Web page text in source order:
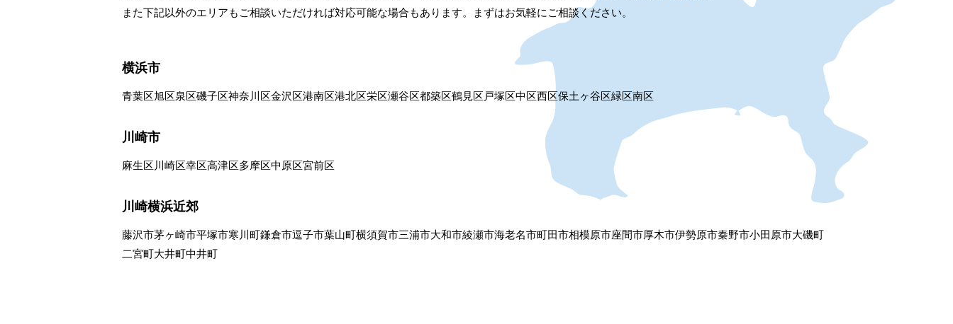
また下記以外のエリアもご相談いただければ対応可能な場合もあります。まずはお気軽にご相談ください。
横浜市
青葉区旭区泉区磯子区神奈川区金沢区港南区港北区栄区瀬谷区都築区鶴見区 戸塚区中区西区保土ヶ谷区緑区南区
川崎市
麻生区 川崎区幸区高津区多摩区中原区宮前区
川崎横浜近郊
藤沢市茅ヶ崎市平塚市寒川町鎌倉市逗子市葉山町横須賀市三浦市大和市綾瀬市海老名市町田市相模原市座間市厚木市伊勢原市秦野市小田原市大磯町
二宮町大井町中井町